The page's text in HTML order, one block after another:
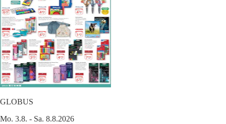
GLOBUS
Mo. 3.8. - Sa. 8.8.2026